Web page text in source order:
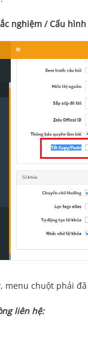
nghiệm / Cấu hình
chuột phải
liên hệ: